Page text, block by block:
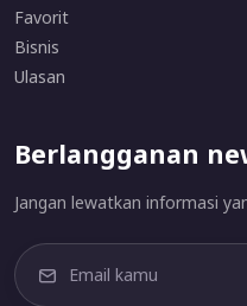
Favorit
Bisnis
Ulasan
Berlangganan
Jangan lewatkan informasi